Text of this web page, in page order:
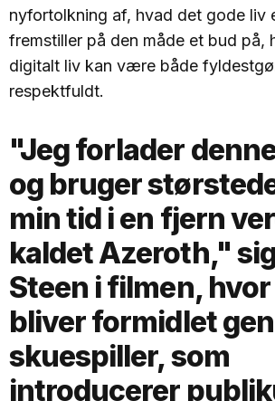
nyfortolkning af, hvad det gode liv
fremstiller på den måde et bud på,
digitalt liv kan være både
respektfuldt.
"Jeg forlader
og bruger
min tid i en fjern
kaldet Azeroth,"
Steen i filmen,
bliver formidlet
skuespiller, som
introducerer